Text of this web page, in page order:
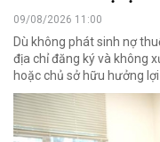
09/08/2026 11:00
Dù không phát sinh nợ
địa chỉ đăng ký và không
hoặc chủ sở hữu hưởng